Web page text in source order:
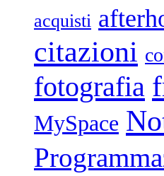
acquisti
citazioni
fotografia
MySpace